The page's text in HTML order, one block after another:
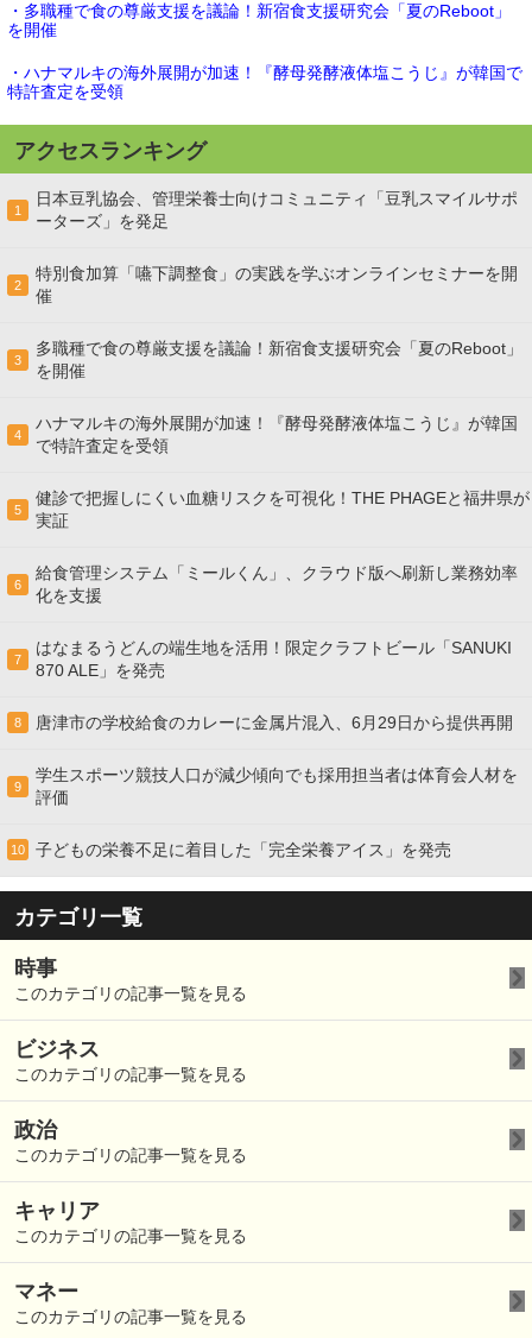
・多職種で食の尊厳支援を議論！新宿食支援研究会「夏のReboot」
を開催
・ハナマルキの海外展開が加速！『酵母発酵液体塩こうじ』が韓国で
特許査定を受領
アクセスランキング
1
日本豆乳協会、管理栄養士向けコミュニティ「豆乳スマイルサポ
ーターズ」を発足
2
特別食加算「嚥下調整食」の実践を学ぶオンラインセミナーを開
催
3
多職種で食の尊厳支援を議論！新宿食支援研究会「夏のReboot」
を開催
4
ハナマルキの海外展開が加速！『酵母発酵液体塩こうじ』が韓国
で特許査定を受領
5
健診で把握しにくい血糖リスクを可視化！THE PHAGEと福井県が
実証
6
給食管理システム「ミールくん」、クラウド版へ刷新し業務効率
化を支援
7
はなまるうどんの端生地を活用！限定クラフトビール「SANUKI
870 ALE」を発売
8 唐津市の学校給食のカレーに金属片混入、6月29日から提供再開
9
学生スポーツ競技人口が減少傾向でも採用担当者は体育会人材を
評価
10 子どもの栄養不足に着目した「完全栄養アイス」を発売
カテゴリ一覧
時事
このカテゴリの記事一覧を見る
ビジネス
このカテゴリの記事一覧を見る
政治
このカテゴリの記事一覧を見る
キャリア
このカテゴリの記事一覧を見る
マネー
このカテゴリの記事一覧を見る